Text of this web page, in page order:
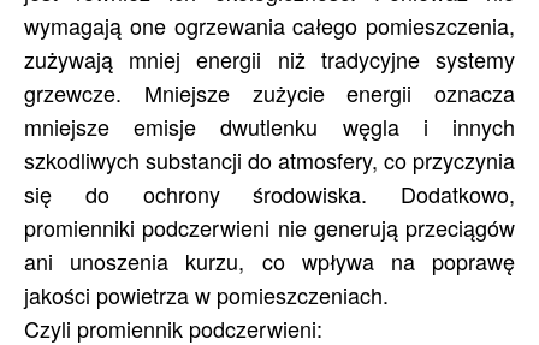
wymagają one ogrzewania całego pomieszczenia,
zużywają mniej energii niż tradycyjne systemy
grzewcze. Mniejsze zużycie energii oznacza
mniejsze emisje dwutlenku węgla i innych
szkodliwych substancji do atmosfery, co przyczynia
się do ochrony środowiska. Dodatkowo,
promienniki podczerwieni nie generują przeciągów
ani unoszenia kurzu, co wpływa na poprawę
jakości powietrza w pomieszczeniach.
Czyli promiennik podczerwieni: